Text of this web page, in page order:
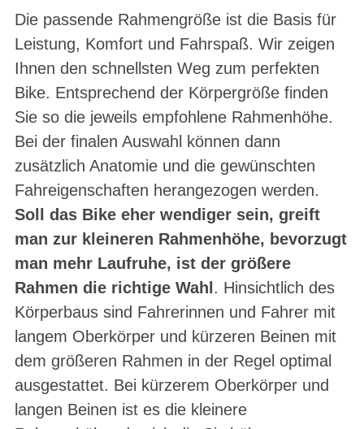
Die passende Rahmengröße ist die Basis für
Leistung, Komfort und Fahrspaß. Wir zeigen
Ihnen den schnellsten Weg zum perfekten
Bike. Entsprechend der Körpergröße finden
Sie so die jeweils empfohlene Rahmenhöhe.
Bei der finalen Auswahl können dann
zusätzlich Anatomie und die gewünschten
Fahreigenschaften herangezogen werden.
Soll das Bike eher wendiger sein, greift
man zur kleineren Rahmenhöhe, bevorzugt
man mehr Laufruhe, ist der größere
Rahmen die richtige Wahl . Hinsichtlich des
Körperbaus sind Fahrerinnen und Fahrer mit
langem Oberkörper und kürzeren Beinen mit
dem größeren Rahmen in der Regel optimal
ausgestattet. Bei kürzerem Oberkörper und
langen Beinen ist es die kleinere